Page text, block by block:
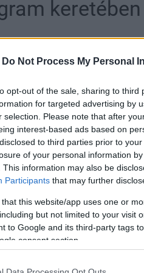
Do Not Process My Personal
opt-out of the sale, sharing to
for targeted advertising by
selection. Please note that after
interest-based ads based on
to third parties prior to
of your personal information
This information may also be
Participants that may further
that this website/app uses one or
but not limited to your visit
to Google and its third-party tags
consent section.
keretében
jövőre a Magyar
forintot fordít -
szerdán az M1 aktuális
hosszú távon több területet
támogatások jelentik, a
élveznek - ismertette.
fejlesztésére
"falusi csokkal" pedig a
támogatja ezzel, akik
az elmúlt 15 évben